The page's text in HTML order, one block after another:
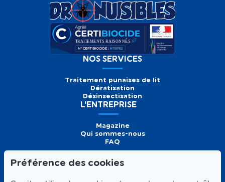
NOS SERVICES
Traitement punaises de lit
Dératisation
Désinsectisation
L'ENTREPRISE
Magazine
Qui sommes-nous
FAQ
Formulaire de Prendre
Préférence des cookies